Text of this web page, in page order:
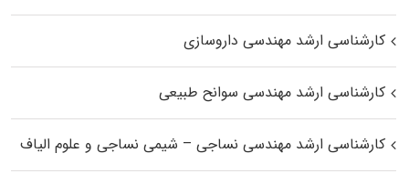
کارشناسی ارشد مهندسی داروسازی
کارشناسی ارشد مهندسی سوانح طبیعی
کارشناسی ارشد مهندسی نساجی – شیمی نساجی و علوم الیاف